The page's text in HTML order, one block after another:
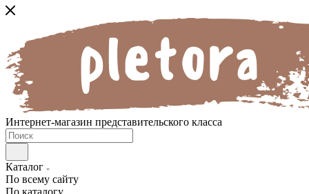
Интернет-магазин представительского класса
Каталог
По всему сайту
По каталогу